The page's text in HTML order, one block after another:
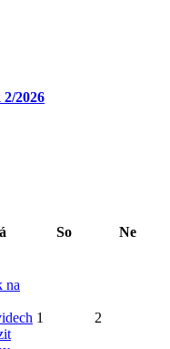
2026
So Ne
na
1 2